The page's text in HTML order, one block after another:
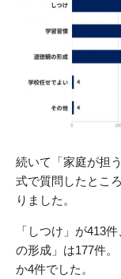
続いて「家庭が担
式で質問したところ
りました。
「しつけ」が413
の形成」は177件
か4件でした。